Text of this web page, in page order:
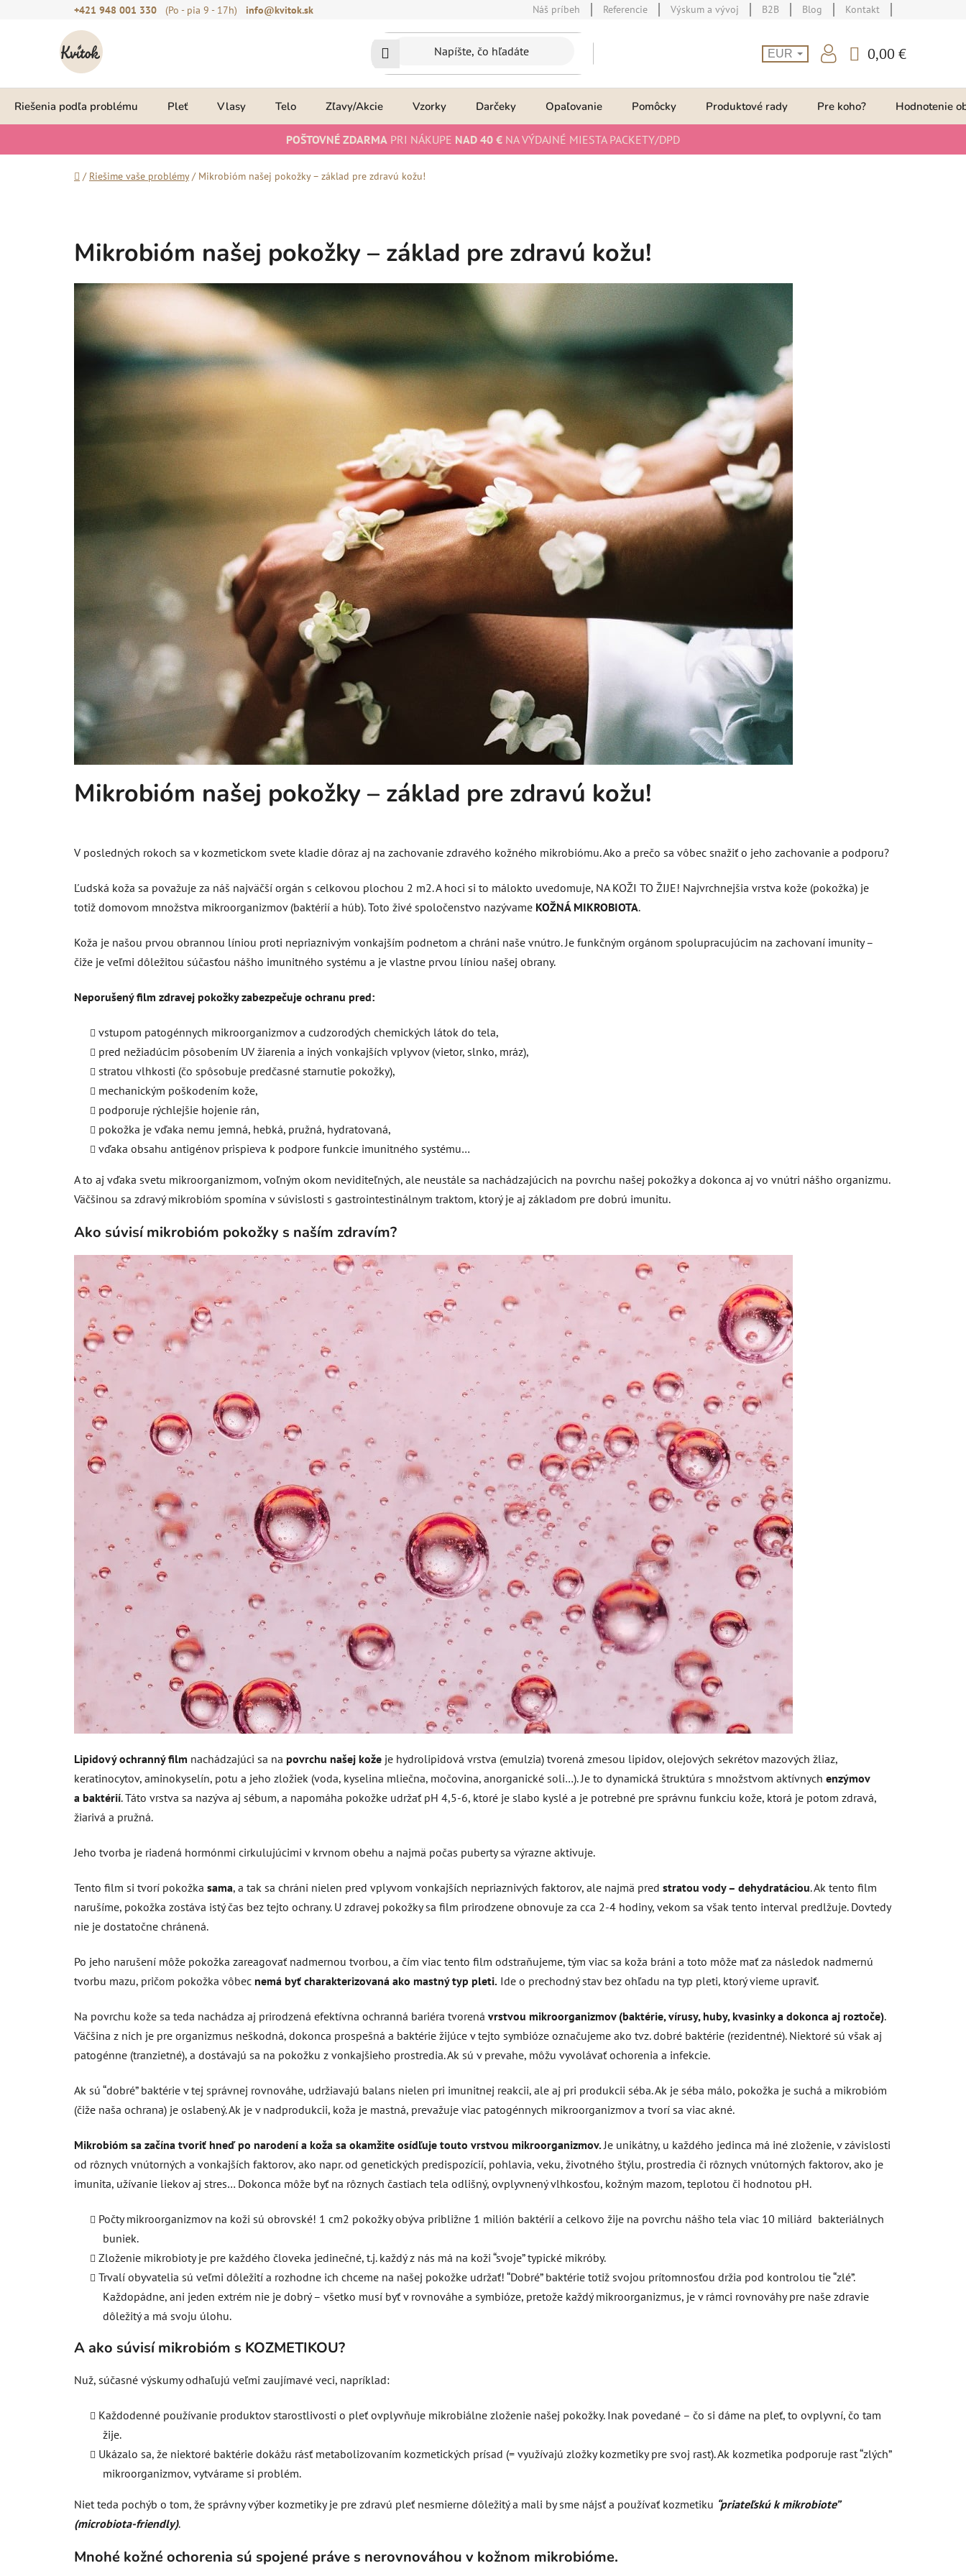
+421 948 001 330 (Po - pia 9 - 17h) info@kvitok.sk Náš príbeh Referencie Výskum a vývoj B2B Blog Kontakt
EUR
KOŠÍK
0,00 €
Riešenia podľa problému Pleť Vlasy Telo Zľavy/Akcie Vzorky Darčeky Opaľovanie Pomôcky Produktové rady Pre koho? Hodnotenie
POŠTOVNÉ ZDARMA PRI NÁKUPE NAD 40 € NA VÝDAJNÉ MIESTA PACKETY/DPD
Domov
/ Riešime vaše problémy / Mikrobióm našej pokožky – základ pre zdravú kožu!
Mikrobióm našej pokožky – základ pre zdravú kožu!
Mikrobióm našej pokožky – základ pre zdravú kožu!
V posledných rokoch sa v kozmetickom svete kladie dôraz aj na zachovanie zdravého kožného mikrobiómu. Ako a prečo sa vôbec snažiť o jeho zachovanie a podporu?
Ľudská koža sa považuje za náš najväčší orgán s celkovou plochou 2 m2. A hoci si to málokto uvedomuje, NA KOŽI TO ŽIJE! Najvrchnejšia vrstva kože (pokožka) je
totiž domovom množstva mikroorganizmov (baktérií a húb). Toto živé spoločenstvo nazývame KOŽNÁ MIKROBIOTA.
Koža je našou prvou obrannou líniou proti nepriaznivým vonkajším podnetom a chráni naše vnútro. Je funkčným orgánom spolupracujúcim na zachovaní imunity –
čiže je veľmi dôležitou súčasťou nášho imunitného systému a je vlastne prvou líniou našej obrany.
Neporušený film zdravej pokožky zabezpečuje ochranu pred:
vstupom patogénnych mikroorganizmov a cudzorodých chemických látok do tela,
pred nežiadúcim pôsobením UV žiarenia a iných vonkajších vplyvov (vietor, slnko, mráz),
stratou vlhkosti (čo spôsobuje predčasné starnutie pokožky),
mechanickým poškodením kože,
podporuje rýchlejšie hojenie rán,
pokožka je vďaka nemu jemná, hebká, pružná, hydratovaná,
vďaka obsahu antigénov prispieva k podpore funkcie imunitného systému…
A to aj vďaka svetu mikroorganizmom, voľným okom neviditeľných, ale neustále sa nachádzajúcich na povrchu našej pokožky a dokonca aj vo vnútri nášho organizmu.
Väčšinou sa zdravý mikrobióm spomína v súvislosti s gastrointestinálnym traktom, ktorý je aj základom pre dobrú imunitu.
Ako súvisí mikrobióm pokožky s naším zdravím?
Lipidový ochranný film nachádzajúci sa na povrchu našej kože je hydrolipidová vrstva (emulzia) tvorená zmesou lipidov, olejových sekrétov mazových žliaz,
keratinocytov, aminokyselín, potu a jeho zložiek (voda, kyselina mliečna, močovina, anorganické soli…). Je to dynamická štruktúra s množstvom aktívnych enzýmov
a baktérií. Táto vrstva sa nazýva aj sébum, a napomáha pokožke udržať pH 4,5-6, ktoré je slabo kyslé a je potrebné pre správnu funkciu kože, ktorá je potom zdravá,
žiarivá a pružná.
Jeho tvorba je riadená hormónmi cirkulujúcimi v krvnom obehu a najmä počas puberty sa výrazne aktivuje.
Tento film si tvorí pokožka sama, a tak sa chráni nielen pred vplyvom vonkajších nepriaznivých faktorov, ale najmä pred stratou vody – dehydratáciou. Ak tento film
narušíme, pokožka zostáva istý čas bez tejto ochrany. U zdravej pokožky sa film prirodzene obnovuje za cca 2-4 hodiny, vekom sa však tento interval predlžuje. Dovtedy
nie je dostatočne chránená.
Po jeho narušení môže pokožka zareagovať nadmernou tvorbou, a čím viac tento film odstraňujeme, tým viac sa koža bráni a toto môže mať za následok nadmernú
tvorbu mazu, pričom pokožka vôbec nemá byť charakterizovaná ako mastný typ pleti. Ide o prechodný stav bez ohľadu na typ pleti, ktorý vieme upraviť.
Na povrchu kože sa teda nachádza aj prirodzená efektívna ochranná bariéra tvorená vrstvou mikroorganizmov (baktérie, vírusy, huby, kvasinky a dokonca aj roztoče).
Väčšina z nich je pre organizmus neškodná, dokonca prospešná a baktérie žijúce v tejto symbióze označujeme ako tvz. dobré baktérie (rezidentné). Niektoré sú však aj
patogénne (tranzietné), a dostávajú sa na pokožku z vonkajšieho prostredia. Ak sú v prevahe, môžu vyvolávať ochorenia a infekcie.
Ak sú “dobré” baktérie v tej správnej rovnováhe, udržiavajú balans nielen pri imunitnej reakcii, ale aj pri produkcii séba. Ak je séba málo, pokožka je suchá a mikrobióm
(čiže naša ochrana) je oslabený. Ak je v nadprodukcii, koža je mastná, prevažuje viac patogénnych mikroorganizmov a tvorí sa viac akné.
Mikrobióm sa začína tvoriť hneď po narodení a koža sa okamžite osídľuje touto vrstvou mikroorganizmov. Je unikátny, u každého jedinca má iné zloženie, v závislosti
od rôznych vnútorných a vonkajších faktorov, ako napr. od genetických predispozícií, pohlavia, veku, životného štýlu, prostredia či rôznych vnútorných faktorov, ako je
imunita, užívanie liekov aj stres… Dokonca môže byť na rôznych častiach tela odlišný, ovplyvnený vlhkosťou, kožným mazom, teplotou či hodnotou pH.
Počty mikroorganizmov na koži sú obrovské! 1 cm2 pokožky obýva približne 1 milión baktérií a celkovo žije na povrchu nášho tela viac 10 miliárd bakteriálnych
buniek.
Zloženie mikrobioty je pre každého človeka jedinečné, t.j. každý z nás má na koži “svoje” typické mikróby.
Trvalí obyvatelia sú veľmi dôležití a rozhodne ich chceme na našej pokožke udržať! “Dobré” baktérie totiž svojou prítomnosťou držia pod kontrolou tie “zlé”.
Každopádne, ani jeden extrém nie je dobrý – všetko musí byť v rovnováhe a symbióze, pretože každý mikroorganizmus, je v rámci rovnováhy pre naše zdravie
dôležitý a má svoju úlohu.
A ako súvisí mikrobióm s KOZMETIKOU?
Nuž, súčasné výskumy odhaľujú veľmi zaujímavé veci, napríklad:
Každodenné používanie produktov starostlivosti o pleť ovplyvňuje mikrobiálne zloženie našej pokožky. Inak povedané – čo si dáme na pleť, to ovplyvní, čo tam
žije.
Ukázalo sa, že niektoré baktérie dokážu rásť metabolizovaním kozmetických prísad (= využívajú zložky kozmetiky pre svoj rast). Ak kozmetika podporuje rast “zlých”
mikroorganizmov, vytvárame si problém.
Niet teda pochýb o tom, že správny výber kozmetiky je pre zdravú pleť nesmierne dôležitý a mali by sme nájsť a používať kozmetiku “priateľskú k mikrobiote”
(microbiota-friendly).
Mnohé kožné ochorenia sú spojené práve s nerovnováhou v kožnom mikrobióme.